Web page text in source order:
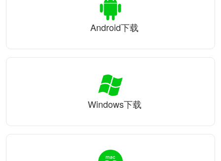
Android下载
Windows下载